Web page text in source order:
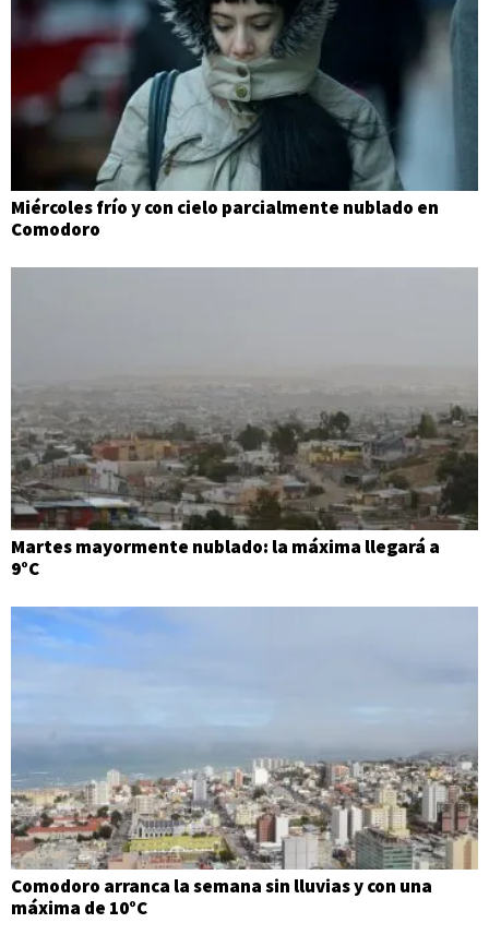
Miércoles frío y con cielo parcialmente nublado en
Comodoro
Martes mayormente nublado: la máxima llegará a
9°C
Comodoro arranca la semana sin lluvias y con una
máxima de 10°C